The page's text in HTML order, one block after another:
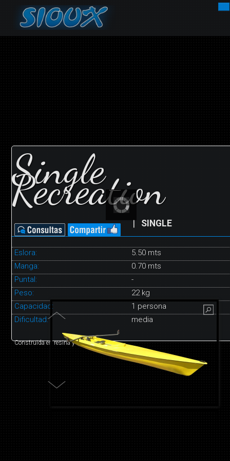
NOVEDADES
MOTORES
CONTACTOS
Single
Recreation
| SINGLE
Eslora:
5.50 mts
Manga:
0.70 mts
Puntal:
-
Peso:
22 kg
Capacidad:
1 persona
Dificultad:
media
Construida en resina y fibra de vidrio.